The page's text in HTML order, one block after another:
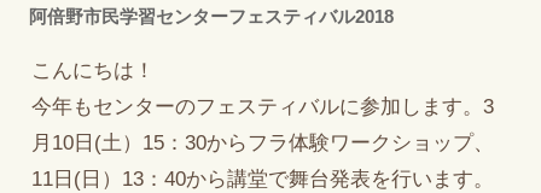
阿倍野市民学習センターフェスティバル2018
こんにちは！
今年もセンターのフェスティバルに参加します。3
月10日(土）15：30からフラ体験ワークショップ、
11日(日）13：40から講堂で舞台発表を行います。